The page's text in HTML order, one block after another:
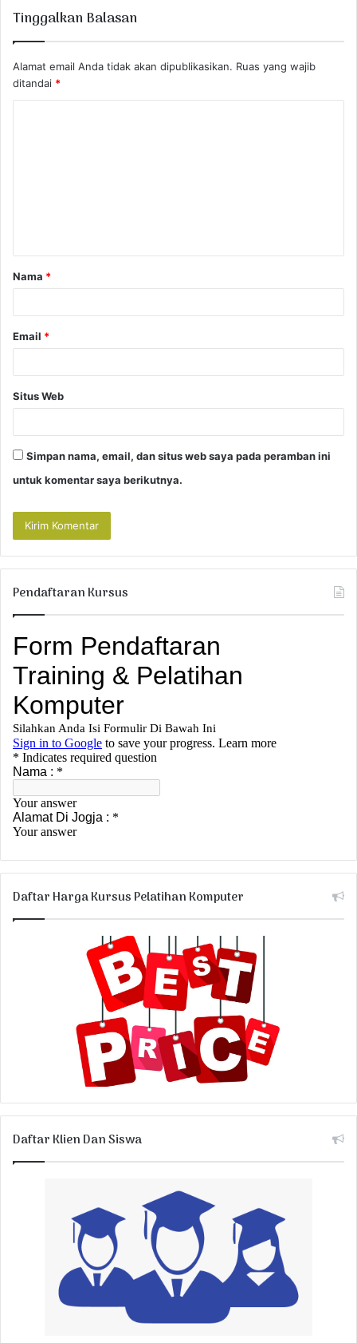
Tinggalkan Balasan
Alamat email Anda tidak akan dipublikasikan. Ruas yang wajib
ditandai *
a
r
Nama *
Email *
Situs Web
Simpan nama, email, dan situs web saya pada peramban ini
untuk komentar saya berikutnya.
Pendaftaran Kursus
Daftar Harga Kursus Pelatihan Komputer
Daftar Klien Dan Siswa